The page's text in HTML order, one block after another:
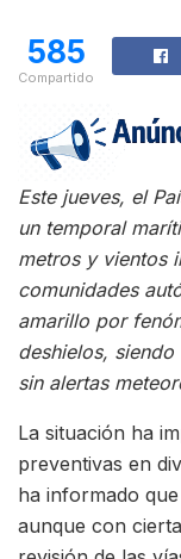
585
Compartido
Este jueves, el
un temporal
metros y vientos
comunidades
amarillo por
deshielos,
sin alertas
La situación ha
preventivas en
ha informado
aunque con